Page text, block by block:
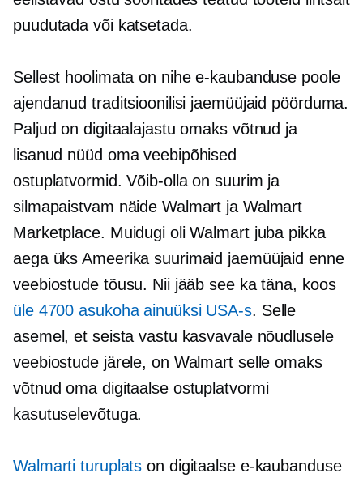
puudutada või katsetada.
Sellest hoolimata on nihe e-kaubanduse poole
ajendanud traditsioonilisi jaemüüjaid pöörduma.
Paljud on digitaalajastu omaks võtnud ja
lisanud nüüd oma veebipõhised
ostuplatvormid. Võib-olla on suurim ja
silmapaistvam näide Walmart ja Walmart
Marketplace. Muidugi oli Walmart juba pikka
aega üks Ameerika suurimaid jaemüüjaid enne
veebiostude tõusu. Nii jääb see ka täna, koos
üle 4700 asukoha ainuüksi USA-s. Selle
asemel, et seista vastu kasvavale nõudlusele
veebiostude järele, on Walmart selle omaks
võtnud oma digitaalse ostuplatvormi
kasutuselevõtuga.
Walmarti turuplats on digitaalse e-kaubanduse